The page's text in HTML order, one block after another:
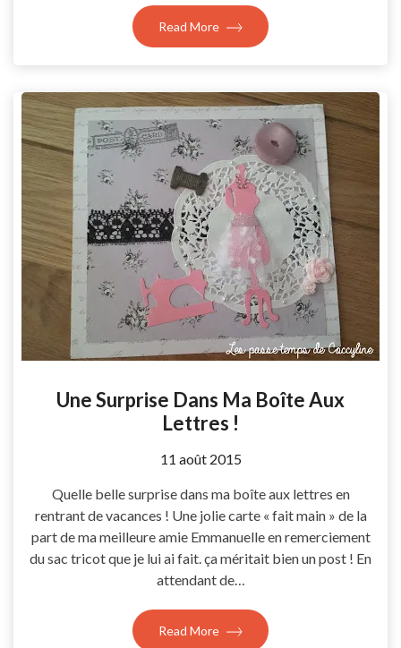
Read More
Une Surprise Dans Ma Boîte Aux
Lettres !
by
11 août 2015
Quelle belle surprise dans ma boîte aux lettres en
rentrant de vacances ! Une jolie carte « fait main » de la
part de ma meilleure amie Emmanuelle en remerciement
du sac tricot que je lui ai fait. ça méritait bien un post ! En
attendant de…
Read More